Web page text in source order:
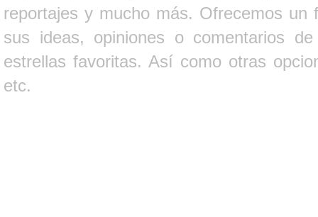
reportajes y mucho más. Ofrecemos un
sus ideas, opiniones o comentarios
estrellas favoritas. Así como otras
etc.